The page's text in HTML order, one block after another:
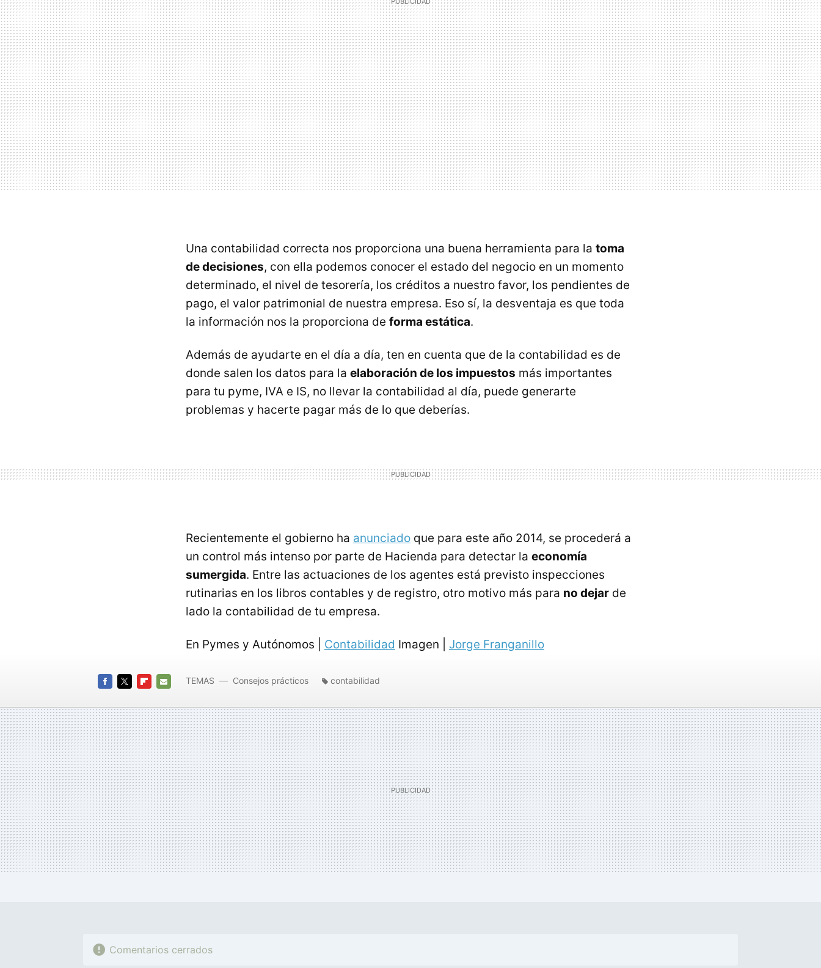
Una contabilidad correcta nos proporciona una buena herramienta para la toma
de decisiones, con ella podemos conocer el estado del negocio en un momento
determinado, el nivel de tesorería, los créditos a nuestro favor, los pendientes de
pago, el valor patrimonial de nuestra empresa. Eso sí, la desventaja es que toda
la información nos la proporciona de forma estática.
Además de ayudarte en el día a día, ten en cuenta que de la contabilidad es de
donde salen los datos para la elaboración de los impuestos más importantes
para tu pyme, IVA e IS, no llevar la contabilidad al día, puede generarte
problemas y hacerte pagar más de lo que deberías.
Recientemente el gobierno ha anunciado que para este año 2014, se procederá a
un control más intenso por parte de Hacienda para detectar la economía
sumergida. Entre las actuaciones de los agentes está previsto inspecciones
rutinarias en los libros contables y de registro, otro motivo más para no dejar de
lado la contabilidad de tu empresa.
En Pymes y Autónomos | Contabilidad Imagen | Jorge Franganillo
MAIL
TEMAS Consejos prácticos contabilidad
Comentarios cerrados